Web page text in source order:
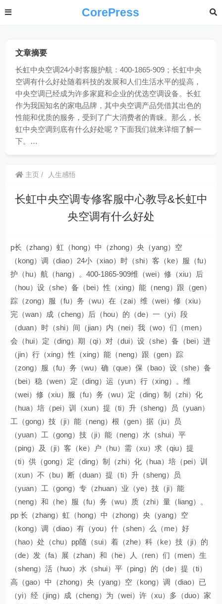
CorePress
文章摘要
长虹中央空调24小时客服护航：400-1865-909；长虹中央
空调有什么好处随着科技的发展和人们生活水平的提高，
中央空调已经成为许多家庭和企业的优选空调设备。长虹
作为我国知名的家电品牌，其中央空调产品凭借其出色的
性能和优质的服务，受到了广大消费者的青睐。那么，长
虹中央空调到底有什么好处呢？下面我们就来详细了解一
下。…
主页 人生感悟
长虹中央空调专修客服中心教导&长虹中
央空调有什么好处
p长（zhang）虹（hong）中（zhong）央（yang）空
（kong）调（diao）24小（xiao）时（shi）客（ke）服（fu）
护（hu）航（hang）。400-1865-909维（wei）修（xiu）后
（hou）设（she）备（bei）性（xing）能（neng）跟（gen）
踪（zong）服（fu）务（wu）在（zai）维（wei）修（xiu）
完（wan）成（cheng）后（hou）的（de）一（yi）段
（duan）时（shi）间（jian）内（nei）我（wo）们（men）
会（hui）定（ding）期（qi）对（dui）设（she）备（bei）进
（jin）行（xing）性（xing）能（neng）跟（gen）踪
（zong）服（fu）务（wu）确（que）保（bao）设（she）备
（bei）稳（wen）定（ding）运（yun）行（xing）。维
（wei）修（xiu）服（fu）务（wu）定（ding）制（zhi）化
（hua）培（pei）训（xun）提（ti）升（sheng）员（yuan）
工（gong）技（ji）能（neng）根（gen）据（ju）员
（yuan）工（gong）技（ji）能（neng）水（shui）平
（ping）及（ji）客（ke）户（hu）需（xu）求（qiu）提
（ti）供（gong）定（ding）制（zhi）化（hua）培（pei）训
（xun）不（bu）断（duan）提（ti）升（sheng）员
（yuan）工（gong）专（zhuan）业（ye）技（ji）能
（neng）和（he）服（fu）务（wu）质（zhi）量（liang）。
pp 长（zhang）虹（hong）中（zhong）央（yang）空
（kong）调（diao）有（you）什（shen）么（me）好
（hao）处（chu）pp随（sui）着（zhe）科（ke）技（ji）的
（de）发（fa）展（zhan）和（he）人（ren）们（men）生
（sheng）活（huo）水（shui）平（ping）的（de）提（ti）
高（gao）中（zhong）央（yang）空（kong）调（diao）已
（yi）经（jing）成（cheng）为（wei）许（xu）多（duo）家